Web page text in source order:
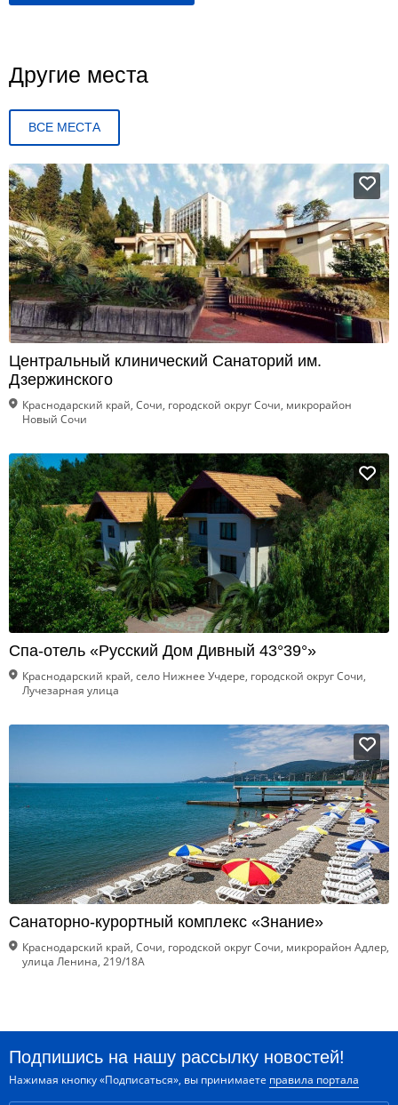
Другие места
ВСЕ МЕСТА
Центральный клинический Санаторий им.
Дзержинского
Краснодарский край, Сочи, городской округ Сочи, микрорайон
Новый Сочи
Спа-отель «Русский Дом Дивный 43°39°»
Краснодарский край, село Нижнее Учдере, городской округ Сочи,
Лучезарная улица
Санаторно-курортный комплекс «Знание»
Краснодарский край, Сочи, городской округ Сочи, микрорайон Адлер,
улица Ленина, 219/18А
Подпишись на нашу рассылку новостей!
Нажимая кнопку «Подписаться», вы принимаете правила портала